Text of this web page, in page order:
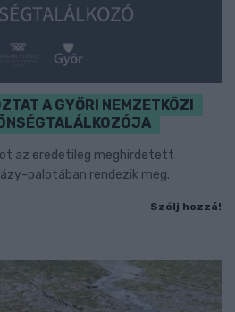
A GYŐRI NEMZETKÖZI
az eredetileg meghirdetett
palotában rendezik meg.
Szólj hozzá!